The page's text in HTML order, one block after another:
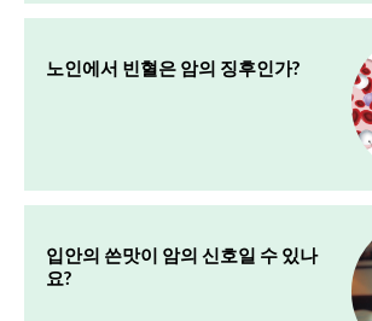
노인에서 빈혈은 암의 징후인가?
입안의 쓴맛이 암의 신호일 수 있나
요?